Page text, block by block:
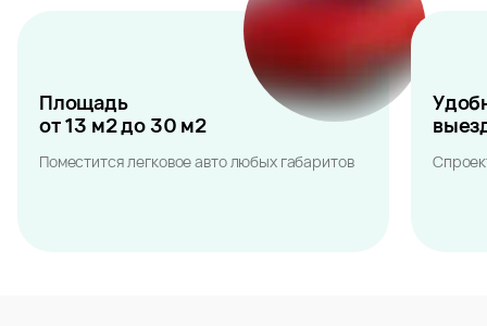
Площадь
от 13 м2 до 30 м2
Поместится легковое авто любых габаритов